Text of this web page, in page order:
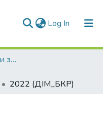
Log In (current)
Кваліфікаційні роботи здобувачів вищої освіти
2022 (ДІМ_БКР)